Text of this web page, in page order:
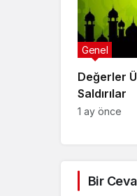
Değerler
Saldırılar
Genel
1 ay önce
Bir